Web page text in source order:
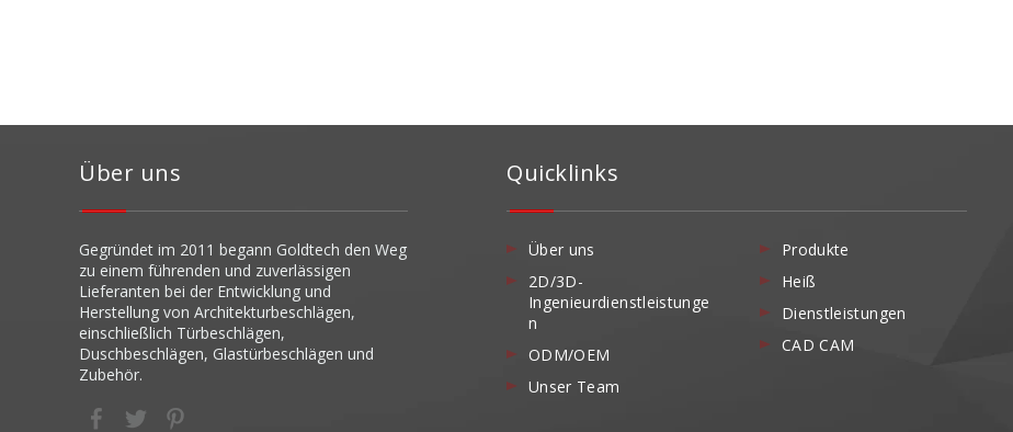
Über uns
Gegründet im 2011 begann Goldtech den Weg
zu einem führenden und zuverlässigen
Lieferanten bei der Entwicklung und
Herstellung von Architekturbeschlägen,
einschließlich Türbeschlägen,
Duschbeschlägen, Glastürbeschlägen und
Zubehör.
Quicklinks
Über uns
2D/3D-
Ingenieurdienstleistunge
n
ODM/OEM
Unser Team
Produkte
Heiß
Dienstleistungen
CAD CAM